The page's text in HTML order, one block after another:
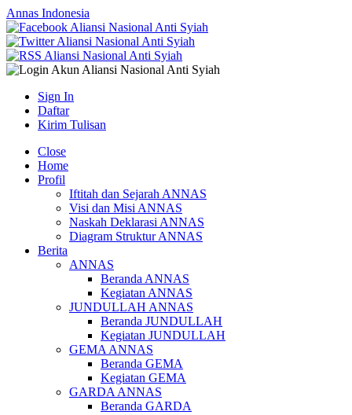
Annas Indonesia
Sign In
Daftar
Kirim Tulisan
Close
Home
Profil
Iftitah dan Sejarah ANNAS
Visi dan Misi ANNAS
Naskah Deklarasi ANNAS
Diagram Struktur ANNAS
Berita
ANNAS
Beranda ANNAS
Kegiatan ANNAS
JUNDULLAH ANNAS
Beranda JUNDULLAH
Kegiatan JUNDULLAH
GEMA ANNAS
Beranda GEMA
Kegiatan GEMA
GARDA ANNAS
Beranda GARDA